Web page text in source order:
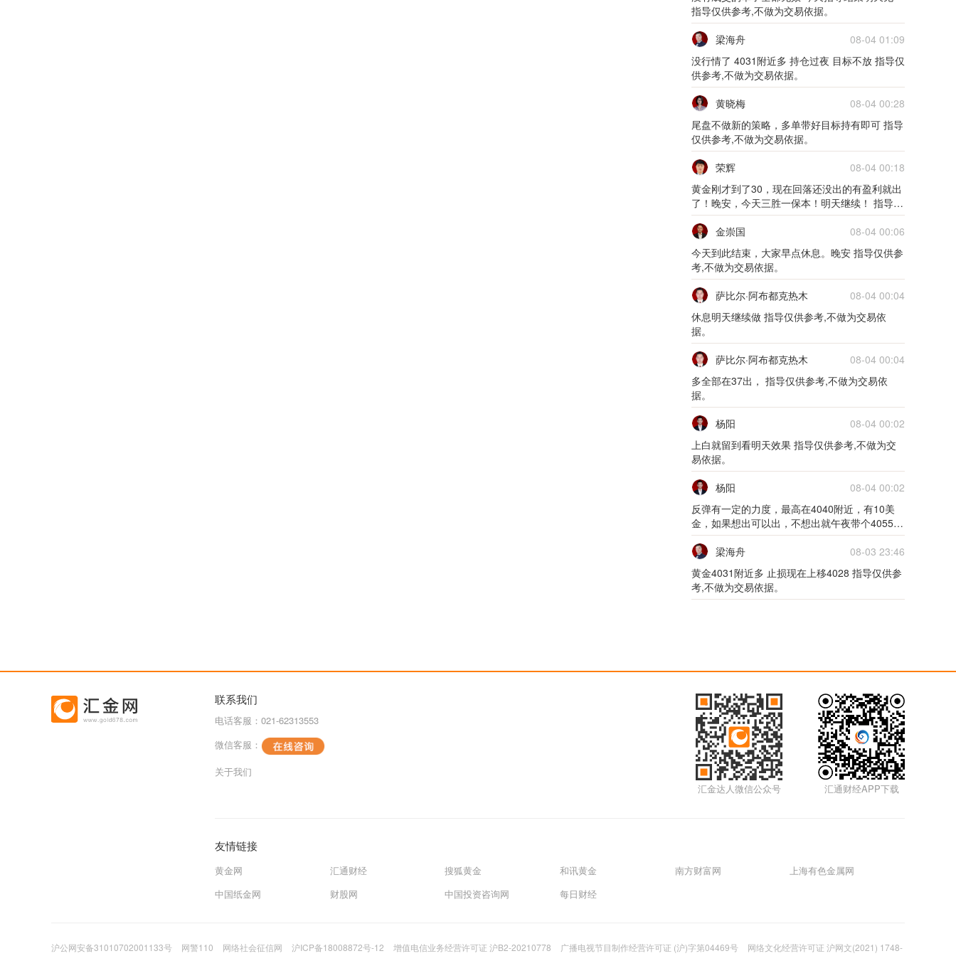
指导仅供参考,不做为交易依据。
梁海舟
08-04 01:09
没行情了 4031附近多 持仓过夜 目标不放 指导仅
供参考,不做为交易依据。
黄晓梅
08-04 00:28
尾盘不做新的策略，多单带好目标持有即可 指导
仅供参考,不做为交易依据。
荣辉
08-04 00:18
黄金刚才到了30，现在回落还没出的有盈利就出
了！晚安，今天三胜一保本！明天继续！ 指导仅
供参考,不做为交易依据。
金崇国
08-04 00:06
今天到此结束，大家早点休息。晚安 指导仅供参
考,不做为交易依据。
萨比尔·阿布都克热木
08-04 00:04
休息明天继续做 指导仅供参考,不做为交易依
据。
萨比尔·阿布都克热木
08-04 00:04
多全部在37出， 指导仅供参考,不做为交易依
据。
杨阳
08-04 00:02
上白就留到看明天效果 指导仅供参考,不做为交
易依据。
杨阳
08-04 00:02
反弹有一定的力度，最高在4040附近，有10美
金，如果想出可以出，不想出就午夜带个4055指
引，看看明天效果也可以，现在看来还是震荡行
情 指导仅供参考,不做为交易依据。
梁海舟
08-03 23:46
黄金4031附近多 止损现在上移4028 指导仅供参
考,不做为交易依据。
联系我们
电话客服：021-62313553
微信客服：
关于我们
汇通财经APP下载
汇金达人微信公众号
友情链接
黄金网 汇通财经 搜狐黄金 和讯黄金 南方财富网
上海有色金属网
中国纸金网
财股网 中国投资咨询网 每日财经
沪公网安备31010702001133号 网警110 网络社会征信网 沪ICP备18008872号-12 增值电信业务经营许可证 沪B2-20210778 广播电视节目制作经营许可证 (沪)字第04469号 网络文化经营许可证 沪网文(2021) 1748-